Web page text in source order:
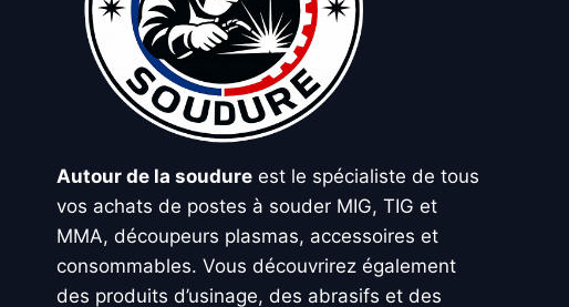
Autour de la soudure est le spécialiste de tous
vos achats de postes à souder MIG, TIG et
MMA, découpeurs plasmas, accessoires et
consommables. Vous découvrirez également
des produits d’usinage, des abrasifs et des